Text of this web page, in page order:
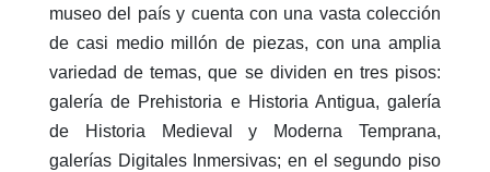
museo del país y cuenta con una vasta colección
de casi medio millón de piezas, con una amplia
variedad de temas, que se dividen en tres pisos:
galería de Prehistoria e Historia Antigua, galería
de Historia Medieval y Moderna Temprana,
galerías Digitales Inmersivas; en el segundo piso